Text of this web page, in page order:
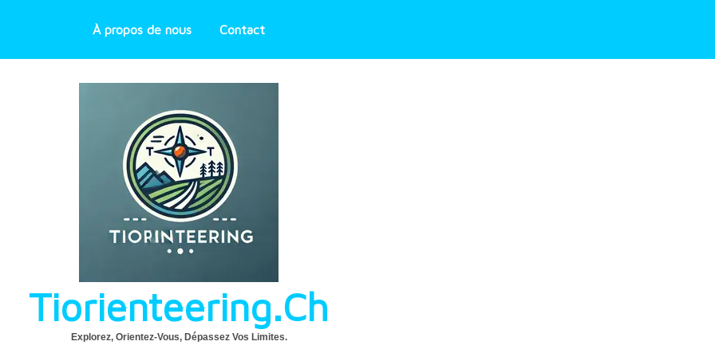
À propos de nous Contact
Tiorienteering.ch
Explorez, Orientez-Vous, Dépassez Vos Limites.